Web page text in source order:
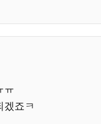
ㅠ
겠죠ㅋ